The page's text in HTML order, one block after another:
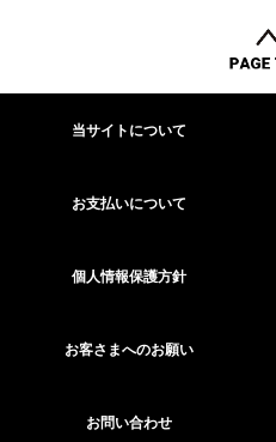
当サイトについて
お支払いについて
個人情報保護方針
お客さまへのお願い
お問い合わせ